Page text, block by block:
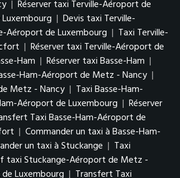
| Réserver taxi Terville-Aéroport de
| Devis taxi Terville-
Aéroport de Luxembourg | Taxi Terville-
| Réserver taxi Terville-Aéroport de
Ham | Réserver taxi Basse-Ham |
Ham-Aéroport de Metz - Nancy |
Metz - Nancy | Taxi Basse-Ham-
Aéroport de Luxembourg | Réserver
Taxi Basse-Ham-Aéroport de
| Commander un taxi à Basse-Ham-
un taxi à Stuckange | Taxi
taxi Stuckange-Aéroport de Metz -
Luxembourg | Transfert Taxi